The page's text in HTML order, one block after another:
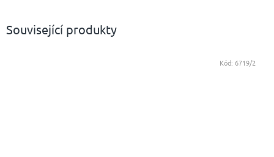
Související produkty
Kód: 6719/2